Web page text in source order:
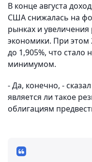
В конце августа
США снижалась на
рынках и
экономики. При этом
до 1,905%, что
минимумом.
- Да, конечно, -
является ли такое
облигациям